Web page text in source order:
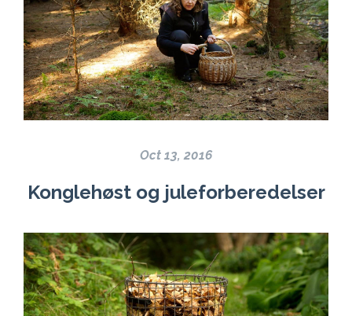
Oct 13, 2016
Konglehøst og juleforberedelser